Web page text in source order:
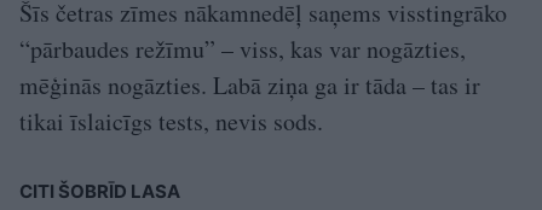
Šīs četras zīmes nākamnedēļ saņems visstingrāko
“pārbaudes režīmu” – viss, kas var nogāzties,
mēģinās nogāzties. Labā ziņa ga ir tāda – tas ir
tikai īslaicīgs tests, nevis sods.
CITI ŠOBRĪD LASA